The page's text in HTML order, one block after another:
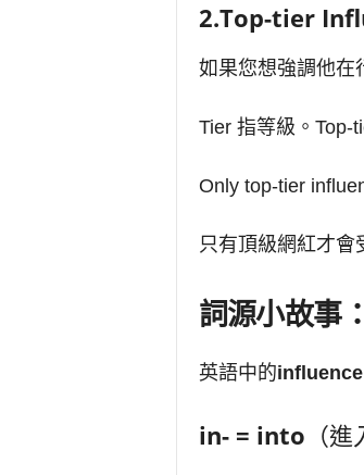
2.Top-tier
如果您想強調他在
Tier 指等級。Top-
Only top-tier
只有頂級網紅才會
詞源小故事：
英語中的influence
in- = into （進